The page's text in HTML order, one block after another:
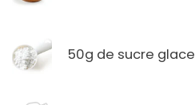
50g de sucre glace